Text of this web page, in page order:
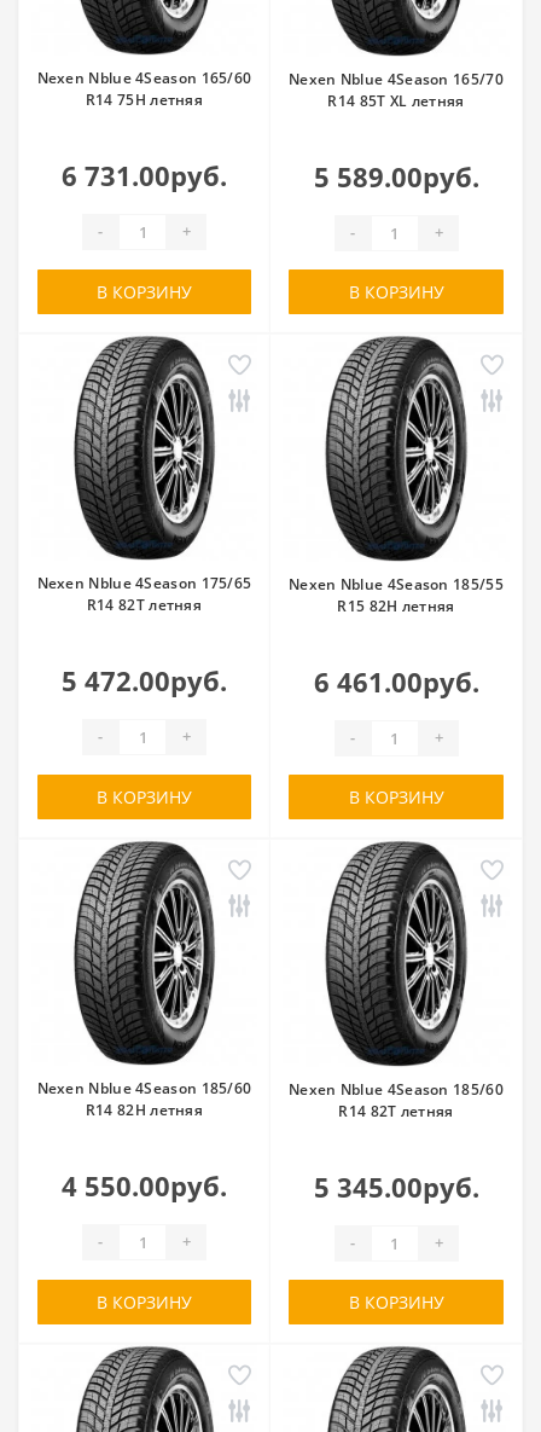
Nexen Nblue 4Season 165/60
R14 75H летняя
6 731.00руб.
- +
В КОРЗИНУ
Nexen Nblue 4Season 165/70
R14 85T XL летняя
5 589.00руб.
- +
В КОРЗИНУ
Nexen Nblue 4Season 175/65
R14 82T летняя
5 472.00руб.
- +
В КОРЗИНУ
Nexen Nblue 4Season 185/55
R15 82H летняя
6 461.00руб.
- +
В КОРЗИНУ
Nexen Nblue 4Season 185/60
R14 82H летняя
4 550.00руб.
- +
В КОРЗИНУ
Nexen Nblue 4Season 185/60
R14 82T летняя
5 345.00руб.
- +
В КОРЗИНУ